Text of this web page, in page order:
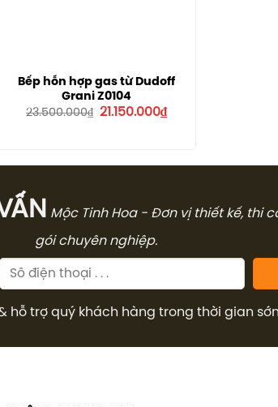
Bếp hỗn hợp gas từ Dudoff
Grani Z0104
23.500.000₫ Giá
21.150.000₫Giá
hiện
Mộc Tinh Hoa - Đơn vị thiết kế, thi
gói chuyên nghiệp.
hỗ trợ quý khách hàng trong thời gian